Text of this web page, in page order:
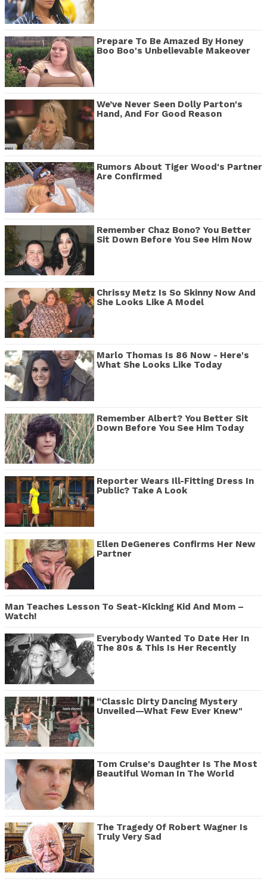
Prepare To Be Amazed By Honey
Boo Boo's Unbelievable Makeover
We’ve Never Seen Dolly Parton's
Hand, And For Good Reason
Rumors About Tiger Wood's Partner
Are Confirmed
Remember Chaz Bono? You Better
Sit Down Before You See Him Now
Chrissy Metz Is So Skinny Now And
She Looks Like A Model
Marlo Thomas Is 86 Now - Here's
What She Looks Like Today
Remember Albert? You Better Sit
Down Before You See Him Today
Reporter Wears Ill-Fitting Dress In
Public? Take A Look
Ellen DeGeneres Confirms Her New
Partner
Man Teaches Lesson To Seat-Kicking Kid And Mom –
Watch!
Everybody Wanted To Date Her In
The 80s & This Is Her Recently
“Classic Dirty Dancing Mystery
Unveiled—What Few Ever Knew"
Tom Cruise's Daughter Is The Most
Beautiful Woman In The World
The Tragedy Of Robert Wagner Is
Truly Very Sad